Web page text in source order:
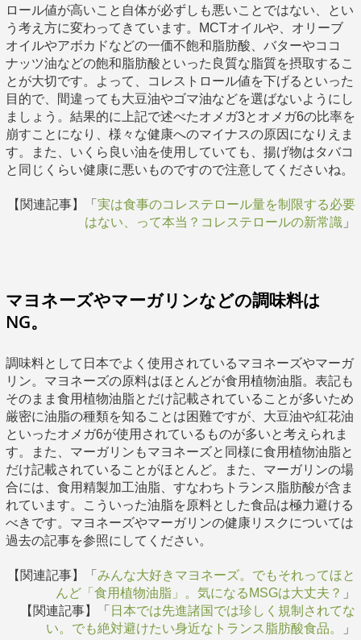
ロール値が高いこと自体が必ずしも悪いことではない、とい
う考え方に変わってきています。MCTオイルや、オリーブ
オイルやアボカドなどの一価不飽和脂肪酸、バターやココ
ナッツ油などの飽和脂肪酸といった良質な脂質を摂取するこ
とが大切です。よって、コレストロール値を下げるといった
目的で、間違っても大豆油やゴマ油などを選ばないようにし
ましょう。結果的に上記で述べたオメガ3とオメガ6の比率を
崩すことになり、様々な健康へのマイナスの原因になりえま
す。また、いくら良い油を使用していても、揚げ物はタバコ
と同じくらい健康に悪いものですので注意してくださいね。
【関連記事】「実は食事のコレステロール量を制限する必要
はない、って本当？コレステロールの新常識 」
マヨネーズやマーガリンなどの調味料は
NG。
調味料として日本でよく使用されているマヨネーズやマーガ
リン。マヨネーズの原料はほとんどが食用植物油脂。表記も
そのまま食用植物油脂とだけ記載されていることが多いため
厳密に油脂の種類を知ることは困難ですが、大豆油や紅花油
といったオメガ6が使用されているものが多いと考えられま
す。また、マーガリンもマヨネーズと同様に食用植物油脂と
だけ記載されていることがほとんど。また、マーガリンの場
合には、食用精製加工油脂、すなわちトランス脂肪酸が含ま
れています。こういった油脂を原料とした食品は極力避ける
べきです。マヨネーズやマーガリンの健康リスクについては
過去の記事を参照にしてください。
【関連記事】「みんな大好きマヨネーズ。でもそれってほと
んど「食用植物油脂」。気になるMSGは大丈夫？ 」
【関連記事】「 日本では先進諸国では珍しく規制されてな
い。でも絶対避けたい身近なトランス脂肪酸食品。
」